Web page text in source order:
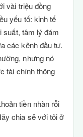
vài triệu đồng
yếu tố: kinh tế
suất, tâm lý đám
các kênh đầu tư.
nhưng nó
tài chính thông
tiền nhàn rỗi
chia sẻ với tôi ở